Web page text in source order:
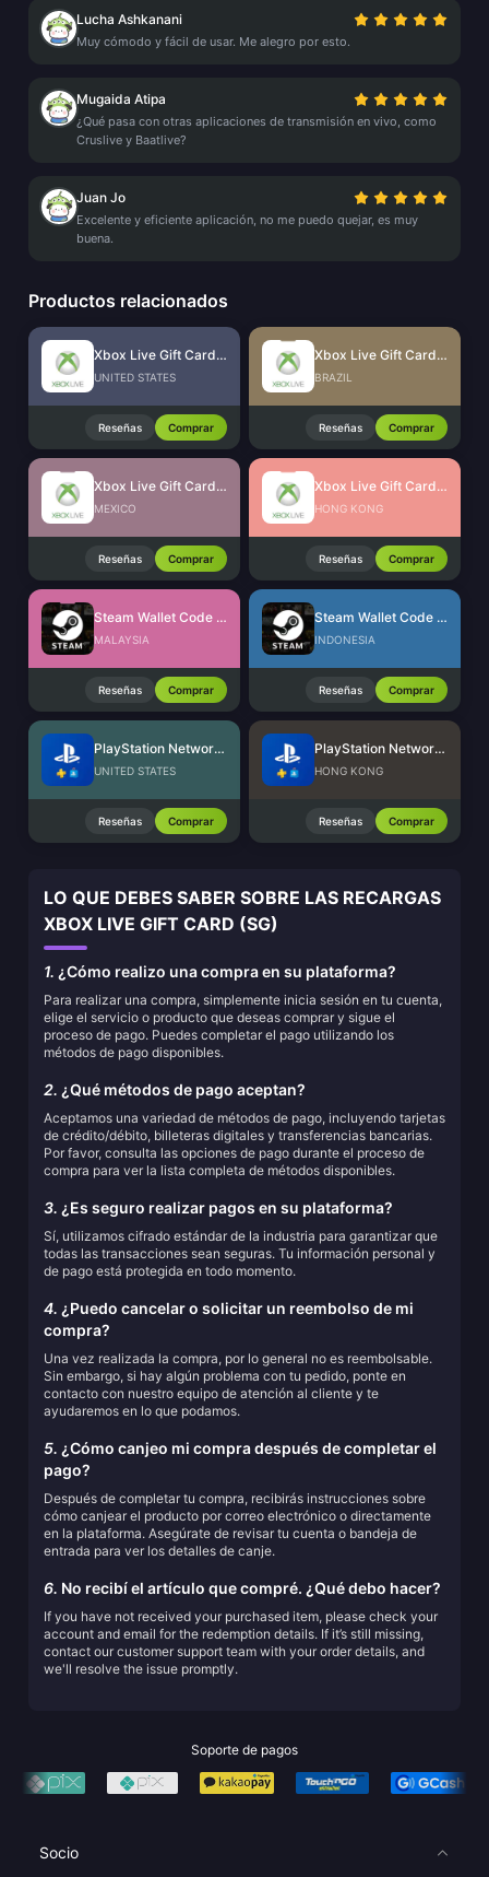
Lucha Ashkanani
Muy cómodo y fácil de usar. Me alegro por esto.
Mugaida Atipa
¿Qué pasa con otras aplicaciones de transmisión en vivo, como
Cruslive y Baatlive?
Juan Jo
Excelente y eficiente aplicación, no me puedo quejar, es muy
buena.
Productos relacionados
Xbox Live Gift Card (US)
UNITED STATES
Reseñas Comprar
Xbox Live Gift Card (BR)
BRAZIL
Reseñas Comprar
Xbox Live Gift Card (MX)
MEXICO
Reseñas Comprar
Xbox Live Gift Card (HK)
HONG KONG
Reseñas Comprar
Steam Wallet Code (MYR)
MALAYSIA
Reseñas Comprar
Steam Wallet Code (IDR)
INDONESIA
Reseñas Comprar
PlayStation Network Card (US)
UNITED STATES
Reseñas Comprar
PlayStation Network Card (HK)
HONG KONG
Reseñas Comprar
LO QUE DEBES SABER SOBRE LAS RECARGAS
XBOX LIVE GIFT CARD (SG)
1. ¿Cómo realizo una compra en su plataforma?
Para realizar una compra, simplemente inicia sesión en tu cuenta,
elige el servicio o producto que deseas comprar y sigue el
proceso de pago. Puedes completar el pago utilizando los
métodos de pago disponibles.
2. ¿Qué métodos de pago aceptan?
Aceptamos una variedad de métodos de pago, incluyendo tarjetas
de crédito/débito, billeteras digitales y transferencias bancarias.
Por favor, consulta las opciones de pago durante el proceso de
compra para ver la lista completa de métodos disponibles.
3. ¿Es seguro realizar pagos en su plataforma?
Sí, utilizamos cifrado estándar de la industria para garantizar que
todas las transacciones sean seguras. Tu información personal y
de pago está protegida en todo momento.
4. ¿Puedo cancelar o solicitar un reembolso de mi
compra?
Una vez realizada la compra, por lo general no es reembolsable.
Sin embargo, si hay algún problema con tu pedido, ponte en
contacto con nuestro equipo de atención al cliente y te
ayudaremos en lo que podamos.
5. ¿Cómo canjeo mi compra después de completar el
pago?
Después de completar tu compra, recibirás instrucciones sobre
cómo canjear el producto por correo electrónico o directamente
en la plataforma. Asegúrate de revisar tu cuenta o bandeja de
entrada para ver los detalles de canje.
6. No recibí el artículo que compré. ¿Qué debo hacer?
If you have not received your purchased item, please check your
account and email for the redemption details. If it’s still missing,
contact our customer support team with your order details, and
we'll resolve the issue promptly.
Soporte de pagos
Socio